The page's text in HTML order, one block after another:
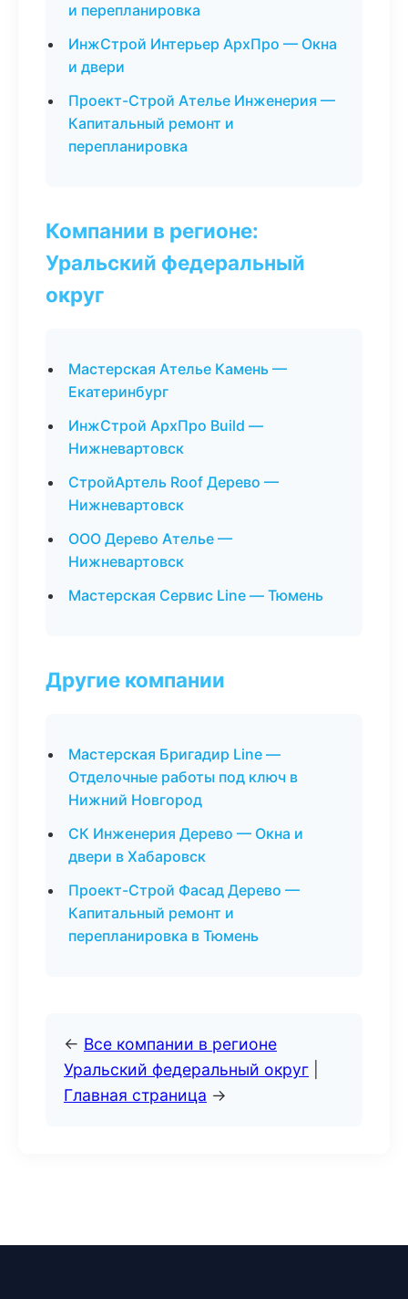
и перепланировка
ИнжСтрой Интерьер АрхПро — Окна
и двери
Проект-Строй Ателье Инженерия —
Капитальный ремонт и
перепланировка
Компании в регионе:
Уральский федеральный
округ
Мастерская Ателье Камень —
Екатеринбург
ИнжСтрой АрхПро Build —
Нижневартовск
СтройАртель Roof Дерево —
Нижневартовск
ООО Дерево Ателье —
Нижневартовск
Мастерская Сервис Line — Тюмень
Другие компании
Мастерская Бригадир Line —
Отделочные работы под ключ в
Нижний Новгород
СК Инженерия Дерево — Окна и
двери в Хабаровск
Проект-Строй Фасад Дерево —
Капитальный ремонт и
перепланировка в Тюмень
← Все компании в регионе
Уральский федеральный округ
Главная страница →